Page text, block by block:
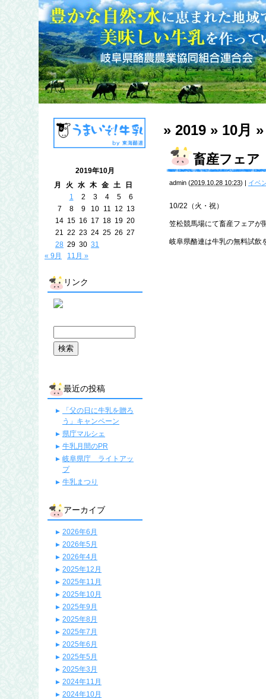
» 2019 » 10月
畜産フェア
admin (2019.10.28 10:23) | イベ
10/22（火・祝）
笠松競馬場にて畜産フェアが
岐阜県酪連は牛乳の無料試飲
2019年10月
月
火 水 木 金 土
日
1
2 3 4 5
6
7
8 9 10 11 12 13
14 15 16 17 18 19 20
21
22 23 24 25 26 27
28 29 30 31
« 9月
11月 »
リンク
最近の投稿
「父の日に牛乳を贈ろ
う」キャンペーン
県庁マルシェ
牛乳月間のPR
岐阜県庁 ライトアッ
プ
牛乳まつり
アーカイブ
2026年6月
2026年5月
2026年4月
2025年12月
2025年11月
2025年10月
2025年9月
2025年8月
2025年7月
2025年6月
2025年5月
2025年3月
2024年11月
2024年10月